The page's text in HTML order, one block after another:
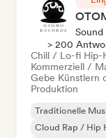
Sound
> 200
Chill / Lo-fi Hip-
Kommerziell /
Gebe Künstlern
Produktion
Traditionelle
Cloud Rap / Hip